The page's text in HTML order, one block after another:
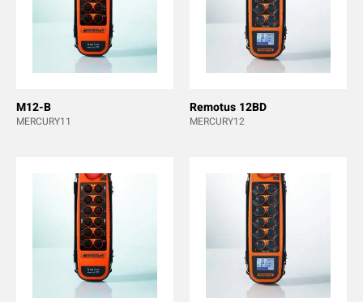
M12-B
MERCURY11
Remotus 12BD
MERCURY12